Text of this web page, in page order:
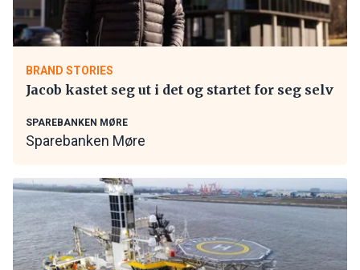
BRAND STORIES
Jacob kastet seg ut i det og startet for seg selv
SPAREBANKEN MØRE
Sparebanken Møre